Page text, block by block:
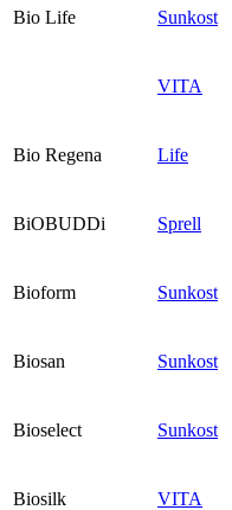
Bio Life Sunkost
VITA
Bio Regena Life
BiOBUDDi Sprell
Bioform Sunkost
Biosan Sunkost
Bioselect Sunkost
Biosilk VITA